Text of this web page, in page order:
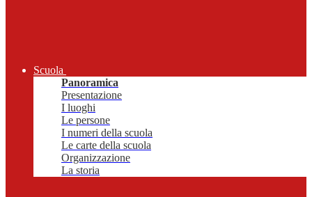
Scuola
Panoramica
Presentazione
I luoghi
Le persone
I numeri della scuola
Le carte della scuola
Organizzazione
La storia